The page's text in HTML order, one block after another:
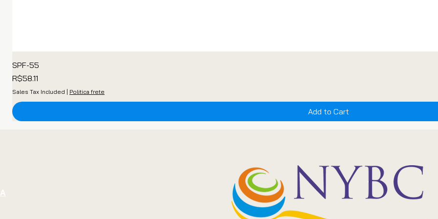
SPF-55
Price
R$58.11
Sales Tax Included | Politica frete
Add to Cart